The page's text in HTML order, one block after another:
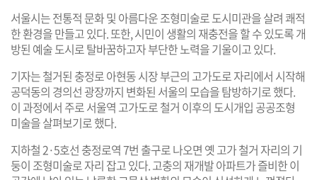
서울시는 전통적 문화 및 아름다운 조형미술로 도시미관을 살려 쾌적
한 환경을 만들고 있다. 또한, 시민이 생활의 재충전을 할 수 있도록 개
방된 예술 도시로 탈바꿈하고자 부단한 노력을 기울이고 있다.
기자는 철거된 충정로 아현동 시장 부근의 고가도로 자리에서 시작해
공덕동의 경의선 광장까지 변화된 서울의 모습을 탐방하기로 했다.
이 과정에서 주로 서울역 고가도로 철거 이후의 도시개입 공공조형
미술을 살펴보기로 했다.
지하철 2·5호선 충정로역 7번 출구로 나오면 옛 고가 철거 자리의 기
둥이 조형미술로 자리 잡고 있다. 고충의 재개발 아파트가 즐비한 이